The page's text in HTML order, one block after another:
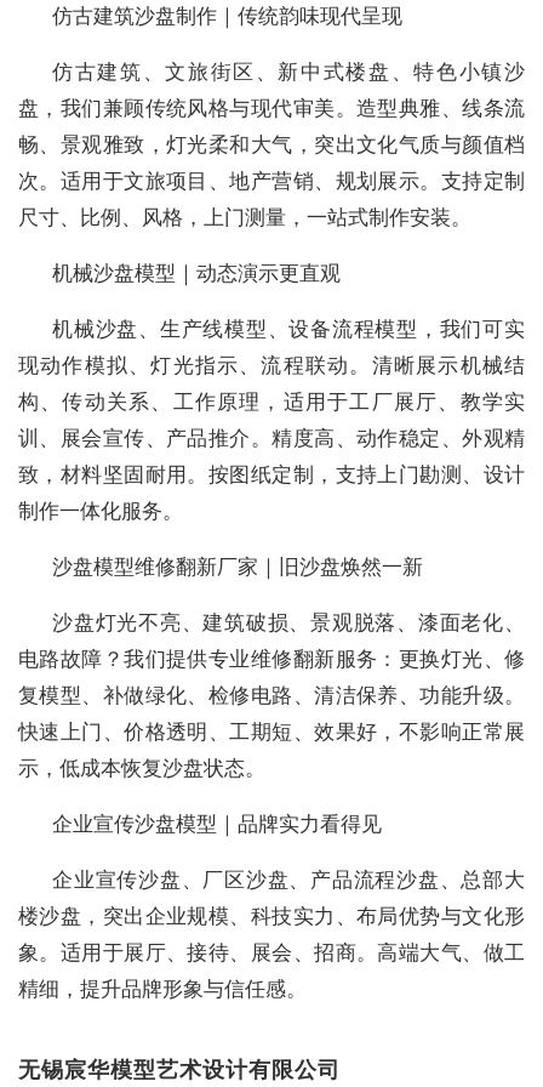
仿古建筑沙盘制作｜传统韵味现代呈现
仿古建筑、文旅街区、新中式楼盘、特色小镇沙
盘，我们兼顾传统风格与现代审美。造型典雅、线条流
畅、景观雅致，灯光柔和大气，突出文化气质与颜值档
次。适用于文旅项目、地产营销、规划展示。支持定制
尺寸、比例、风格，上门测量，一站式制作安装。
机械沙盘模型｜动态演示更直观
机械沙盘、生产线模型、设备流程模型，我们可实
现动作模拟、灯光指示、流程联动。清晰展示机械结
构、传动关系、工作原理，适用于工厂展厅、教学实
训、展会宣传、产品推介。精度高、动作稳定、外观精
致，材料坚固耐用。按图纸定制，支持上门勘测、设计
制作一体化服务。
沙盘模型维修翻新厂家｜旧沙盘焕然一新
沙盘灯光不亮、建筑破损、景观脱落、漆面老化、
电路故障？我们提供专业维修翻新服务：更换灯光、修
复模型、补做绿化、检修电路、清洁保养、功能升级。
快速上门、价格透明、工期短、效果好，不影响正常展
示，低成本恢复沙盘状态。
企业宣传沙盘模型｜品牌实力看得见
企业宣传沙盘、厂区沙盘、产品流程沙盘、总部大
楼沙盘，突出企业规模、科技实力、布局优势与文化形
象。适用于展厅、接待、展会、招商。高端大气、做工
精细，提升品牌形象与信任感。
无锡宸华模型艺术设计有限公司